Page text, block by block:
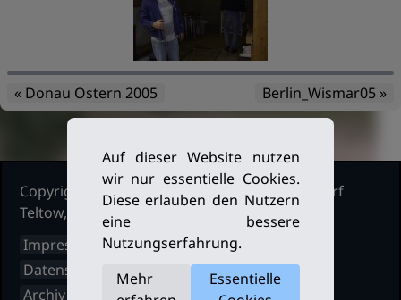
« Donau Ostern 2005 Berlin_Wismar05 »
Copyright Ruderclub Kleinmachnow Stahnsdorf
Teltow, 2026. Alle Rechte vorbehalten.
Impressum
Datenschutz
Archiv
Auf dieser Website nutzen
wir nur essentielle Cookies.
Diese erlauben den Nutzern
eine bessere
Nutzungserfahrung.
Mehr
Essentielle